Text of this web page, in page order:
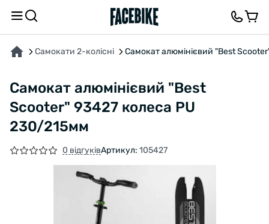
Самокати 2-колісні Самокат алюмінієвий "Best
Самокат алюмінієвий "Best
Scooter" 93427 колеса PU
230/215мм
0 відгуківАртикул: 105427
ПРО ТОВАР ХАРАКТЕРИСТИКИВІДГУКИ ТА ЗАПИТАННЯ